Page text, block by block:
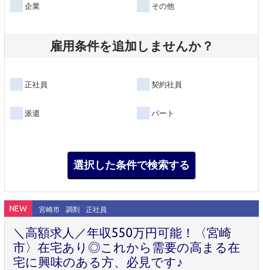
企業 その他
雇用条件を追加しませんか？
正社員 契約社員
派遣 パート
NEW 宮崎市 調剤 正社員
＼高額求人／年収550万円可能！〈宮崎
市〉在宅あり◎これから需要の高まる在
宅に興味のある方、必見です♪